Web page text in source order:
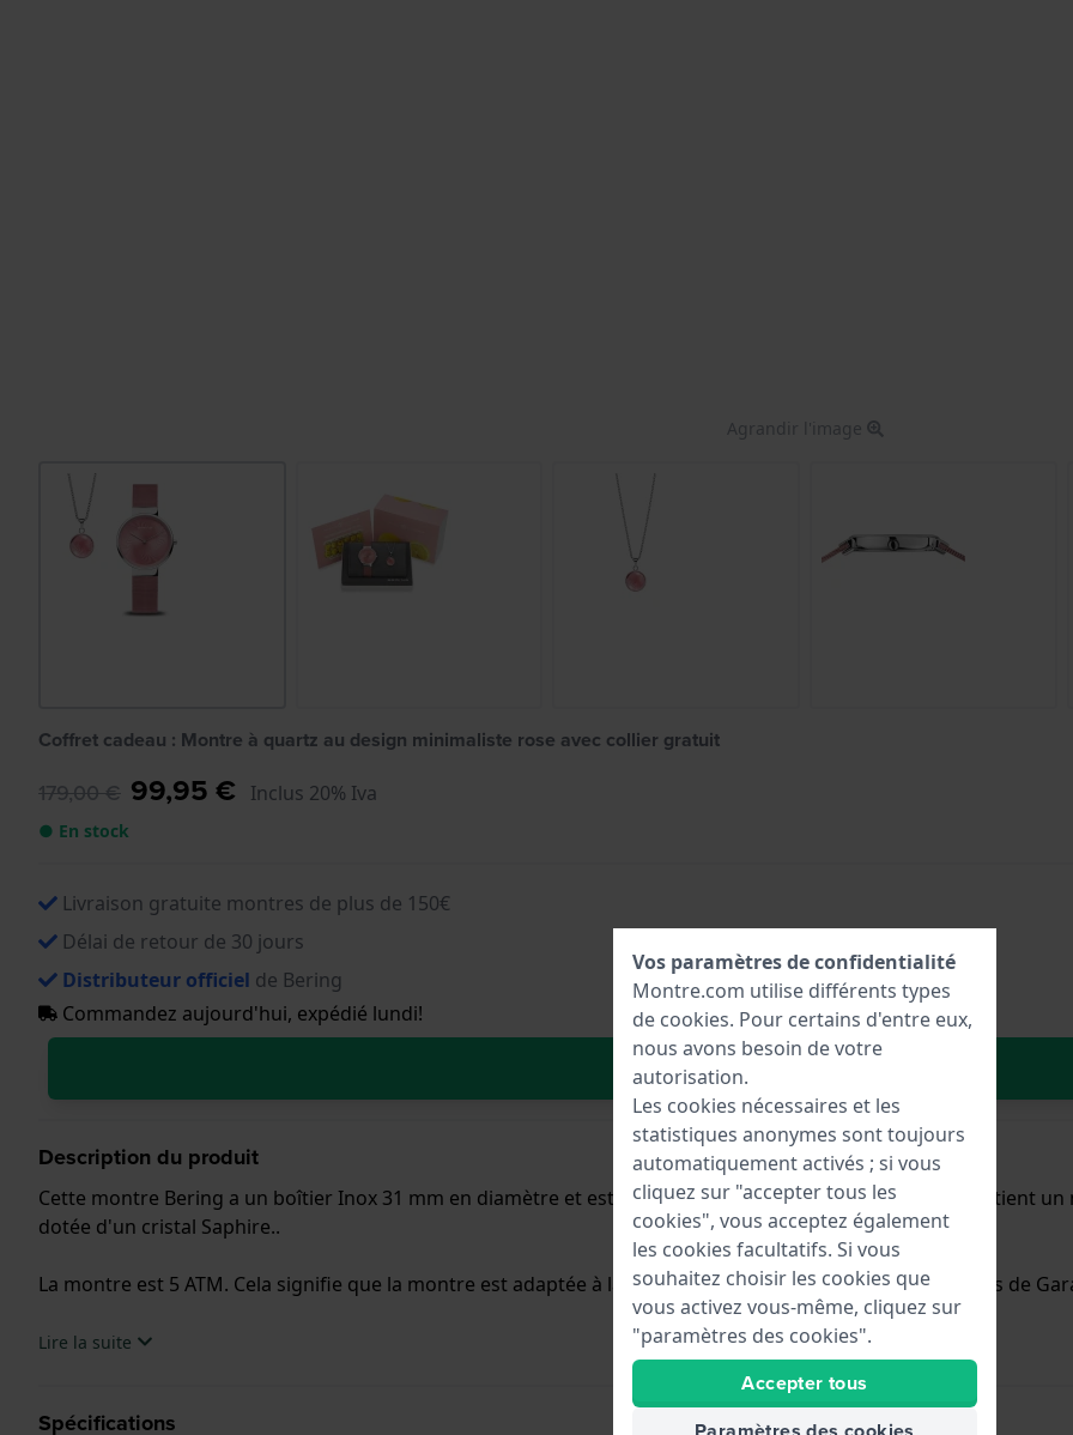
Agrandir l'image
Coffret cadeau : Montre à quartz au design minimaliste rose avec collier gratuit
179,00 € 99,95 € Inclus 20% Iva
● En stock
Livraison gratuite montres de plus de 150€
Délai de retour de 30 jours
Distributeur officiel de Bering
Commandez aujourd'hui, expédié lundi!
Dans le Panier
Description du produit
Cette montre Bering a un boîtier Inox 31 mm en diamètre et est équipée d'un bracelet Inox. Le boîtier contient
dotée d'un cristal Saphire..
La montre est 5 ATM. Cela signifie que la montre est adaptée à la douche. La montre est livrée avec la 3 ans de
.Lire la suite
Spécifications
Vos paramètres de confidentialité
Montre.com utilise différents types
de cookies. Pour certains d'entre eux,
nous avons besoin de votre
autorisation.
Les cookies nécessaires et les
statistiques anonymes sont toujours
automatiquement activés ; si vous
cliquez sur "accepter tous les
cookies", vous acceptez également
les cookies facultatifs. Si vous
souhaitez choisir les cookies que
vous activez vous-même, cliquez sur
"paramètres des cookies".
Accepter tous